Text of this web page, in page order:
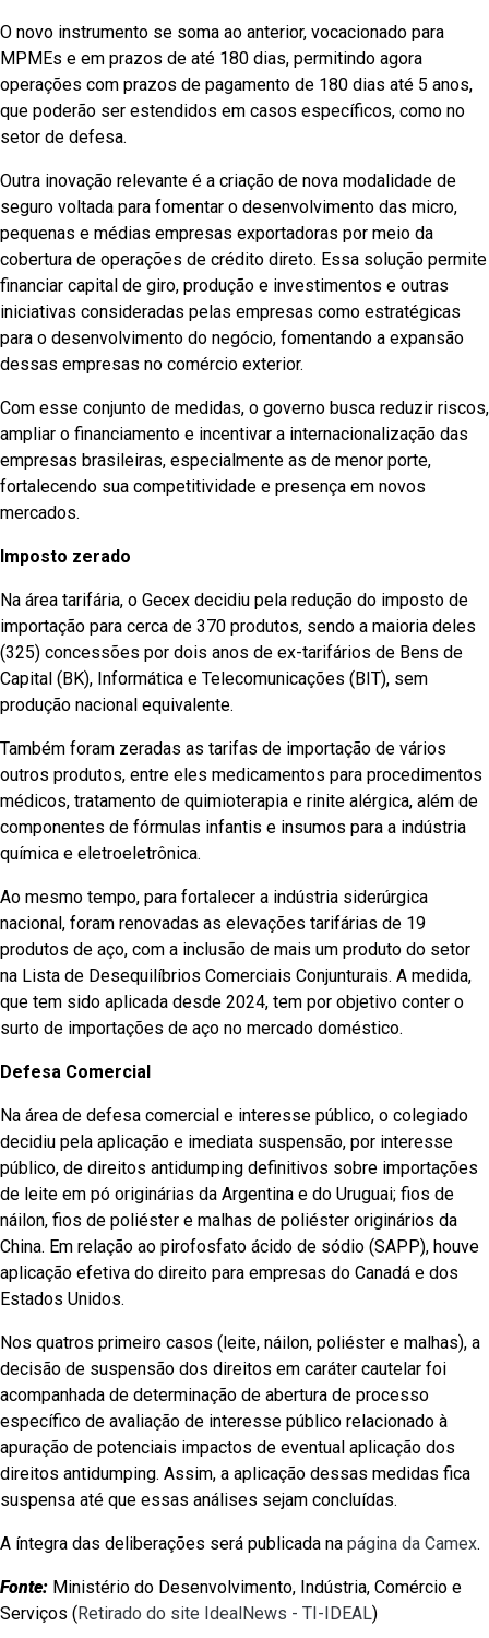
O novo instrumento se soma ao anterior, vocacionado para
MPMEs e em prazos de até 180 dias, permitindo agora
operações com prazos de pagamento de 180 dias até 5 anos,
que poderão ser estendidos em casos específicos, como no
setor de defesa.
Outra inovação relevante é a criação de nova modalidade de
seguro voltada para fomentar o desenvolvimento das micro,
pequenas e médias empresas exportadoras por meio da
cobertura de operações de crédito direto. Essa solução permite
financiar capital de giro, produção e investimentos e outras
iniciativas consideradas pelas empresas como estratégicas
para o desenvolvimento do negócio, fomentando a expansão
dessas empresas no comércio exterior.
Com esse conjunto de medidas, o governo busca reduzir riscos,
ampliar o financiamento e incentivar a internacionalização das
empresas brasileiras, especialmente as de menor porte,
fortalecendo sua competitividade e presença em novos
mercados.
Imposto zerado
Na área tarifária, o Gecex decidiu pela redução do imposto de
importação para cerca de 370 produtos, sendo a maioria deles
(325) concessões por dois anos de ex-tarifários de Bens de
Capital (BK), Informática e Telecomunicações (BIT), sem
produção nacional equivalente.
Também foram zeradas as tarifas de importação de vários
outros produtos, entre eles medicamentos para procedimentos
médicos, tratamento de quimioterapia e rinite alérgica, além de
componentes de fórmulas infantis e insumos para a indústria
química e eletroeletrônica.
Ao mesmo tempo, para fortalecer a indústria siderúrgica
nacional, foram renovadas as elevações tarifárias de 19
produtos de aço, com a inclusão de mais um produto do setor
na Lista de Desequilíbrios Comerciais Conjunturais. A medida,
que tem sido aplicada desde 2024, tem por objetivo conter o
surto de importações de aço no mercado doméstico.
Defesa Comercial
Na área de defesa comercial e interesse público, o colegiado
decidiu pela aplicação e imediata suspensão, por interesse
público, de direitos antidumping definitivos sobre importações
de leite em pó originárias da Argentina e do Uruguai; fios de
náilon, fios de poliéster e malhas de poliéster originários da
China. Em relação ao pirofosfato ácido de sódio (SAPP), houve
aplicação efetiva do direito para empresas do Canadá e dos
Estados Unidos.
Nos quatros primeiro casos (leite, náilon, poliéster e malhas), a
decisão de suspensão dos direitos em caráter cautelar foi
acompanhada de determinação de abertura de processo
específico de avaliação de interesse público relacionado à
apuração de potenciais impactos de eventual aplicação dos
direitos antidumping. Assim, a aplicação dessas medidas fica
suspensa até que essas análises sejam concluídas.
A íntegra das deliberações será publicada na página da Camex.
Fonte: Ministério do Desenvolvimento, Indústria, Comércio e
Serviços (Retirado do site IdealNews - TI-IDEAL)